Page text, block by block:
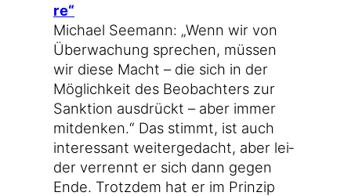
re“
Micha­el See­mann: „Wenn wir von
Über­wa­chung spre­chen, müs­sen
wir die­se Macht – die sich in der
Mög­lich­keit des Beob­ach­ters zur
Sank­ti­on aus­drückt – aber immer
mit­den­ken.“ Das stimmt, ist auch
inter­es­sant wei­ter­ge­dacht, aber lei­
der ver­rennt er sich dann gegen
Ende. Trotz­dem hat er im Prin­zip